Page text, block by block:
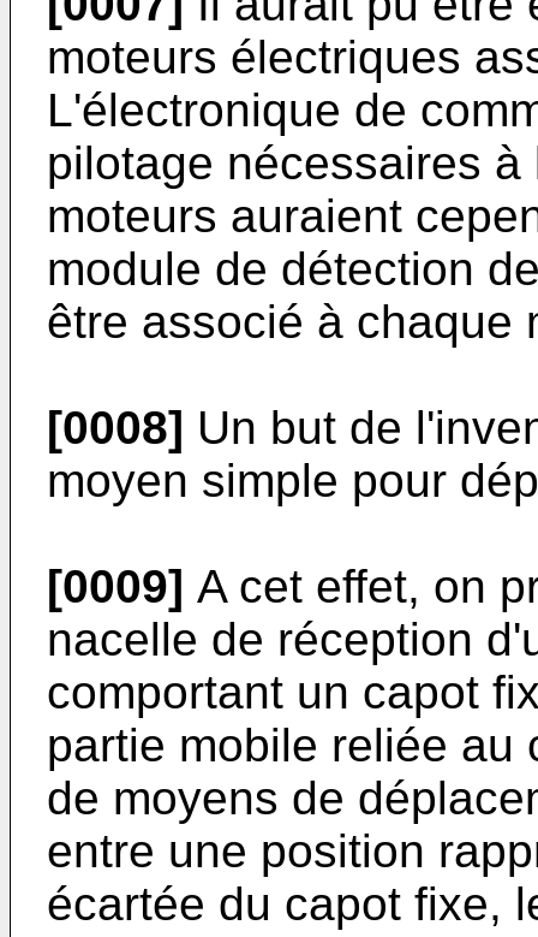
moteurs électriques
L'électronique de
pilotage nécessaires
moteurs auraient
module de détection
être associé à chaque
[0008] Un but de
moyen simple pour
[0009] A cet effet, on
nacelle de réception
comportant un capot
partie mobile reliée au
de moyens de
entre une position
écartée du capot fixe,